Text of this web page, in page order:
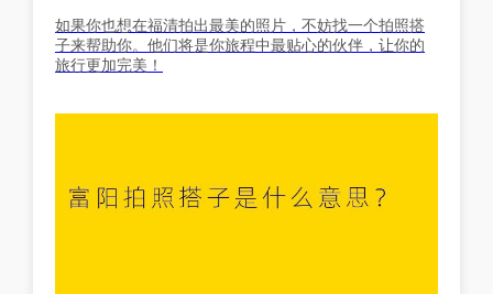
如果你也想在福清拍出最美的照片，不妨找一个拍照搭
子来帮助你。他们将是你旅程中最贴心的伙伴，让你的
旅行更加完美！